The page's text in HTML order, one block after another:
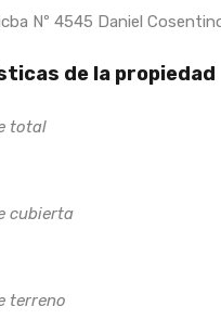
Nº 4545 Daniel
de la propiedad
total
cubierta
terreno